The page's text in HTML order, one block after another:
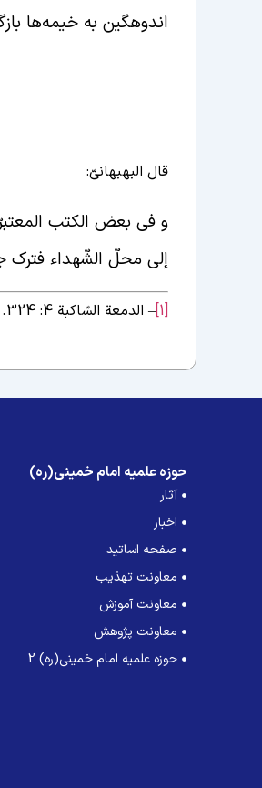
اندوهگین به خیمه‌ها
قال البهبهانیّ:
و فی بعض الکتب
إلی محلّ الشّهداء فترک
[1] – الدمعة السّاکبة 4: 324.
حوزه علمیه امام خمینی(ره)
آثار
اخبار
صفحه اساتید
معاونت تهذیب
معاونت آموزش
معاونت پژوهش
حوزه علمیه امام خمینی(ره) 2